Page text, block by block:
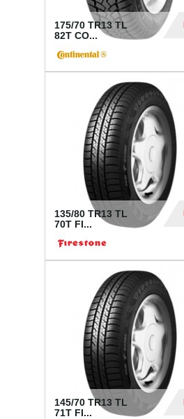
175/70 TR13 TL
82T CO...
135/80 TR13 TL
70T FI...
145/70 TR13 TL
71T FI...